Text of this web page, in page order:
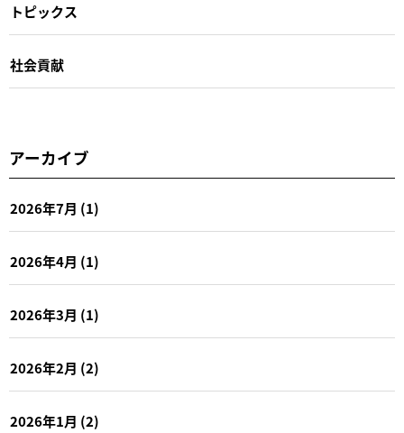
トピックス
社会貢献
アーカイブ
2026年7月 (1)
2026年4月 (1)
2026年3月 (1)
2026年2月 (2)
2026年1月 (2)